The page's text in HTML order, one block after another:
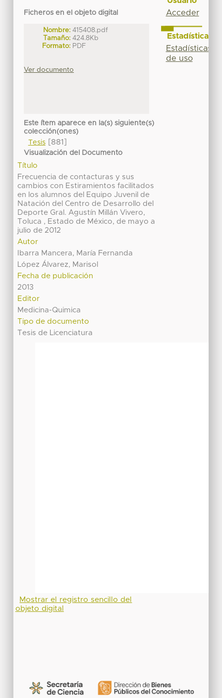
Ficheros en el objeto digital
Nombre: 415408.pdf
Tamaño: 424.8Kb
Formato: PDF
Ver documento
Este ítem aparece en la(s) siguiente(s)
colección(ones)
Tesis[881]
Visualización del Documento
Título
Frecuencia de contacturas y sus
cambios con Estiramientos facilitados
en los alumnos del Equipo Juvenil de
Natación del Centro de Desarrollo del
Deporte Gral. Agustín Millán Vivero,
Toluca , Estado de México, de mayo a
julio de 2012
Autor
Ibarra Mancera, María Fernanda
López Álvarez, Marisol
Fecha de publicación
2013
Editor
Medicina-Quimica
Tipo de documento
Tesis de Licenciatura
Mostrar el registro sencillo del
objeto digital
Acceder
Estadísticas
Estadísticas
de uso